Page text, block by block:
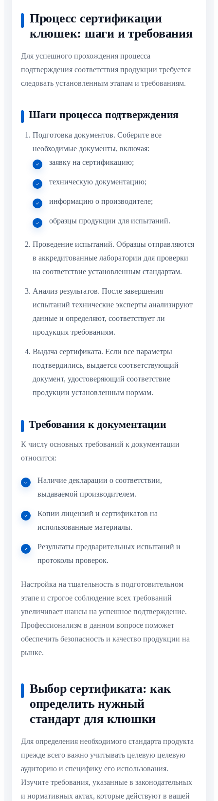
Процесс сертификации
клюшек: шаги и требования
Для успешного прохождения процесса
подтверждения соответствия продукции требуется
следовать установленным этапам и требованиям.
Шаги процесса подтверждения
Подготовка документов. Соберите все
необходимые документы, включая:
заявку на сертификацию;
техническую документацию;
информацию о производителе;
образцы продукции для испытаний.
Проведение испытаний. Образцы отправляются
в аккредитованные лаборатории для проверки
на соответствие установленным стандартам.
Анализ результатов. После завершения
испытаний технические эксперты анализируют
данные и определяют, соответствует ли
продукция требованиям.
Выдача сертификата. Если все параметры
подтвердились, выдается соответствующий
документ, удостоверяющий соответствие
продукции установленным нормам.
Требования к документации
К числу основных требований к документации
относится:
Наличие декларации о соответствии,
выдаваемой производителем.
Копии лицензий и сертификатов на
использованные материалы.
Результаты предварительных испытаний и
протоколы проверок.
Настройка на тщательность в подготовительном
этапе и строгое соблюдение всех требований
увеличивает шансы на успешное подтверждение.
Профессионализм в данном вопросе поможет
обеспечить безопасность и качество продукции на
рынке.
Выбор сертификата: как
определить нужный
стандарт для клюшки
Для определения необходимого стандарта продукта
прежде всего важно учитывать целевую целевую
аудиторию и специфику его использования.
Изучите требования, указанные в законодательных
и нормативных актах, которые действуют в вашей